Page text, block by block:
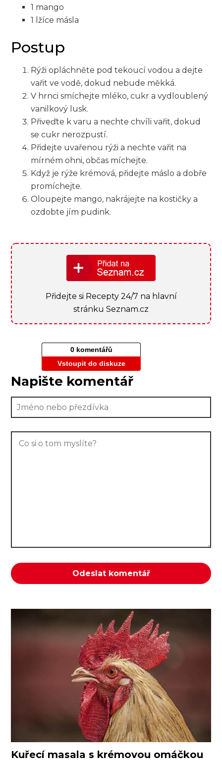
1 mango
1 lžíce másla
Postup
Rýži opláchněte pod tekoucí vodou a dejte
vařit ve vodě, dokud nebude měkká.
V hrnci smíchejte mléko, cukr a vydloublený
vanilkový lusk.
Přiveďte k varu a nechte chvíli vařit, dokud
se cukr nerozpustí.
Přidejte uvařenou rýži a nechte vařit na
mírném ohni, občas míchejte.
Když je rýže krémová, přidejte máslo a dobře
promíchejte.
Oloupejte mango, nakrájejte na kostičky a
ozdobte jím pudink.
Přidejte si Recepty 24/7 na hlavní
stránku Seznam.cz
0 komentářů
Vstoupit do diskuze
Napište komentář
Kuřecí masala s krémovou omáčkou